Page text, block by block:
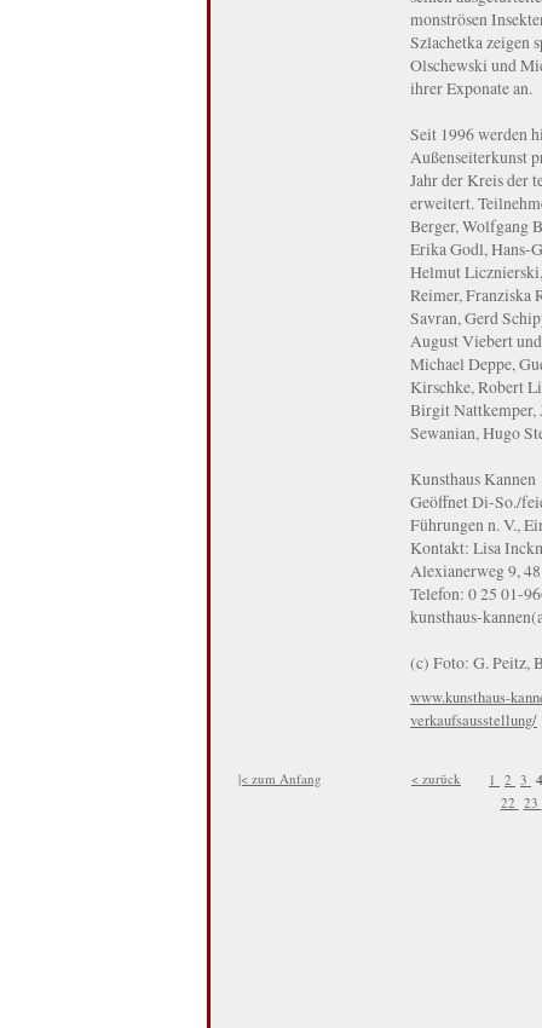
monströsen
Szlachetka zeigen
Olschewski und
ihrer Exponate an.
Seit 1996 werden
Außenseiterkunst
Jahr der Kreis der
erweitert.
Berger, Wolfgang
Erika Godl, Hans-
Helmut
Reimer, Franziska
Savran, Gerd
August Viebert
Michael Deppe,
Kirschke, Robert
Birgit Nattkemper,
Sewanian, Hugo
Kunsthaus Kannen
Geöffnet Di-So./
Führungen n. V.,
Kontakt: Lisa
Alexianerweg 9,
Telefon: 0 25 01-
kunsthaus-
(c) Foto: G. Peitz,
www.kunsthaus-
verkaufsausstellung/
|< zum Anfang < zurück 1 2 3
22 23